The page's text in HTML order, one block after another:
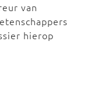
van
hierop